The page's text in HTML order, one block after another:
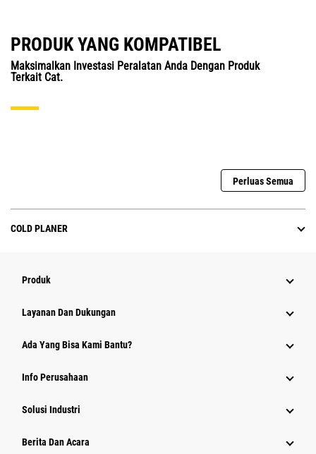
PRODUK YANG KOMPATIBEL
Maksimalkan Investasi Peralatan Anda Dengan Produk
Terkait Cat.
Perluas Semua
COLD PLANER
Produk
Layanan Dan Dukungan
Ada Yang Bisa Kami Bantu?
Info Perusahaan
Solusi Industri
Berita Dan Acara